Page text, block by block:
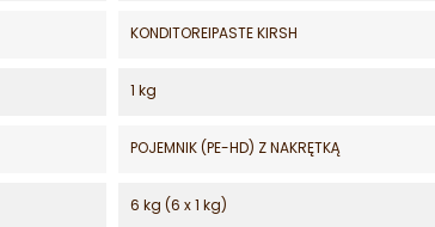
KONDITOREIPASTE KIRSH
1 kg
POJEMNIK (PE-HD) Z NAKRĘTKĄ
6 kg (6 x 1 kg)